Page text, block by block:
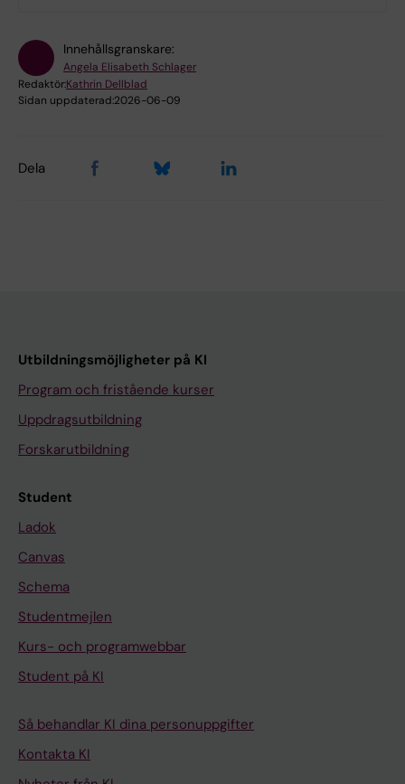
Innehållsgranskare:
Angela Elisabeth Schlager
Redaktör:Kathrin Dellblad
Sidan uppdaterad:2026-06-09
Dela
Utbildningsmöjligheter på KI
Program och fristående kurser
Uppdragsutbildning
Forskarutbildning
Student
Ladok
Canvas
Schema
Studentmejlen
Kurs- och programwebbar
Student på KI
Så behandlar KI dina personuppgifter
Kontakta KI